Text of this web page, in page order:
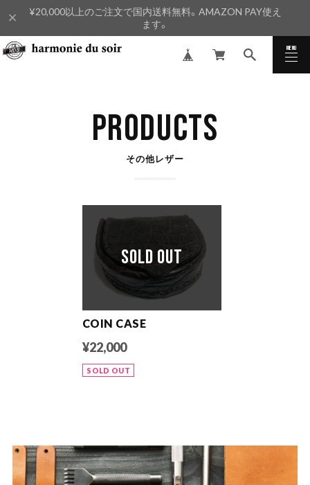
¥20,000以上のご注文で国内送料無料。AMAZON PAY使え
ます。
MENU
CLOSE
PRODUCTS
その他レザー
SOLD OUT
COIN CASE
¥22,000
SOLD OUT